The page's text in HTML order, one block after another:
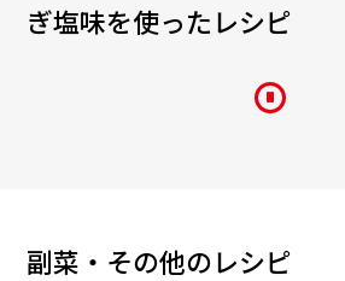
ぎ塩味を使ったレシピ
副菜・その他のレシピ